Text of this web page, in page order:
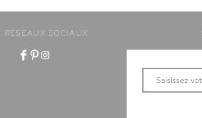
RESEAUX SOCIAUX